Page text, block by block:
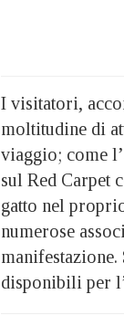
I visitatori,
moltitudine di
viaggio; come
sul Red Carpet
gatto nel
numerose
disponibili per